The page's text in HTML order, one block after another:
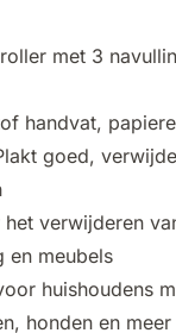
met 3
handvat,
goed,
het verwijderen
en meubels
huishoudens
honden en meer